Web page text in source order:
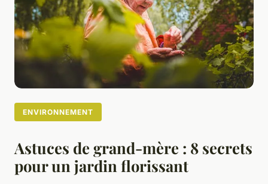
ENVIRONNEMENT
Astuces de grand-mère : 8 secrets
pour un jardin florissant